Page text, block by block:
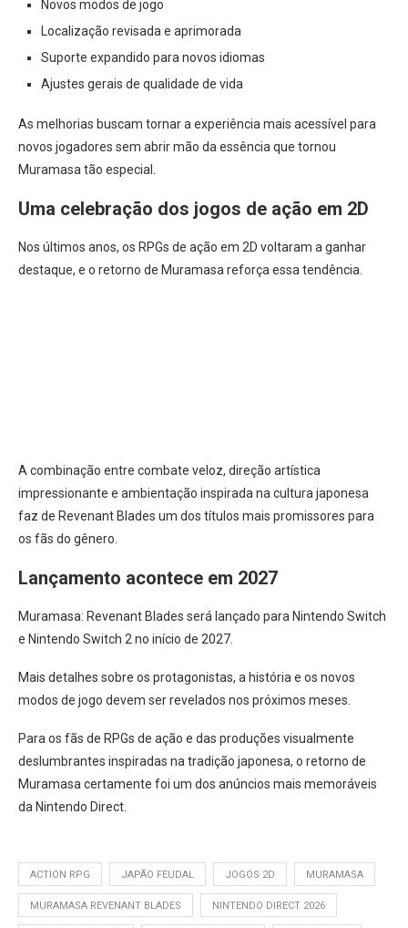
Novos modos de jogo
Localização revisada e aprimorada
Suporte expandido para novos idiomas
Ajustes gerais de qualidade de vida
As melhorias buscam tornar a experiência mais acessível para
novos jogadores sem abrir mão da essência que tornou
Muramasa tão especial.
Uma celebração dos jogos de ação em 2D
Nos últimos anos, os RPGs de ação em 2D voltaram a ganhar
destaque, e o retorno de Muramasa reforça essa tendência.
A combinação entre combate veloz, direção artística
impressionante e ambientação inspirada na cultura japonesa
faz de Revenant Blades um dos títulos mais promissores para
os fãs do gênero.
Lançamento acontece em 2027
Muramasa: Revenant Blades será lançado para Nintendo Switch
e Nintendo Switch 2 no início de 2027.
Mais detalhes sobre os protagonistas, a história e os novos
modos de jogo devem ser revelados nos próximos meses.
Para os fãs de RPGs de ação e das produções visualmente
deslumbrantes inspiradas na tradição japonesa, o retorno de
Muramasa certamente foi um dos anúncios mais memoráveis
da Nintendo Direct.
ACTION RPG JAPÃO FEUDAL JOGOS 2D MURAMASA
MURAMASA REVENANT BLADES NINTENDO DIRECT 2026